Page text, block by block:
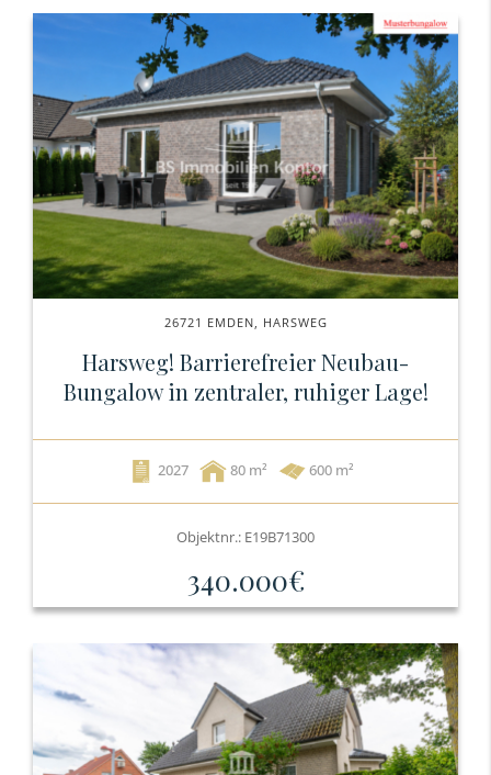
26721 EMDEN, HARSWEG
Harsweg! Barrierefreier Neubau-
Bungalow in zentraler, ruhiger Lage!
2027 80 600 m²
Objektnr.: E19B71300
340.000€